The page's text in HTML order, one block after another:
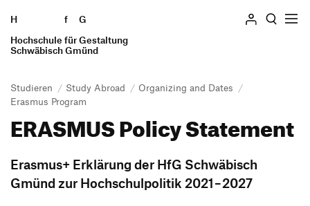
H f
G
Hochschule für Gestaltung
Schwäbisch Gmünd
Skip to content
Hochschule
Profile
Einrichtungen
Studieren
Studiengänge
The Internship Semester
Search
Studieren Study Abroad
Organizing and Dates
Erasmus Program
ERASMUS Policy Statement
Erasmus+ Erklä­rung der HfG Schwä­bisch
Gmünd zur Hoch­schul­po­litik 2021 – 2027